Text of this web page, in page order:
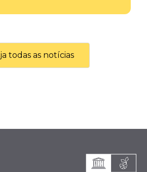
todas as notícias